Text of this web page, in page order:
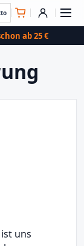
ab 25 €
uns